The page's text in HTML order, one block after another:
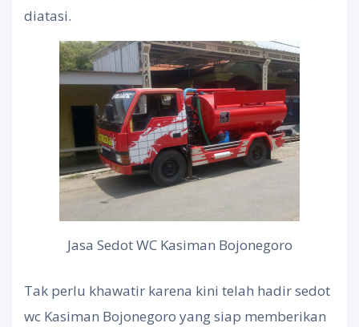
diatasi.
Jasa Sedot WC Kasiman Bojonegoro
Tak perlu khawatir karena kini telah hadir sedot
wc Kasiman Bojonegoro yang siap memberikan